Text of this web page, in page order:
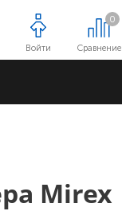
Сравнение
0
Войти
Mirex